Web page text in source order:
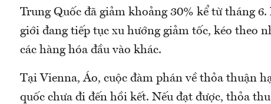
Trung Quốc đã giảm khoảng 30% kể từ tháng
giới đang tiếp tục xu hướng giảm tốc, kéo theo
các hàng hóa đầu vào khác.
Tại Vienna, Áo, cuộc đàm phán về thỏa thuận
quốc chưa đi đến hồi kết. Nếu đạt được, thỏa